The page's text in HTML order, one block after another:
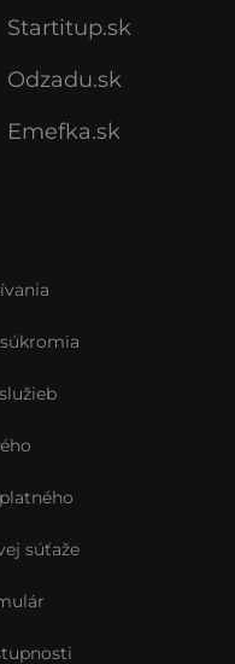
Startitup.sk
Odzadu.sk
Emefka.sk
súťaže